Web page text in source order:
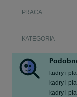
PRACA
KATEGORIA
kadry i
kadry i
kadry i